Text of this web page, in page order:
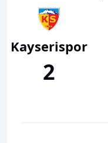
Kayserispor
2